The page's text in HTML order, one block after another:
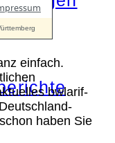
einfach.
bwlarif-
haben Sie